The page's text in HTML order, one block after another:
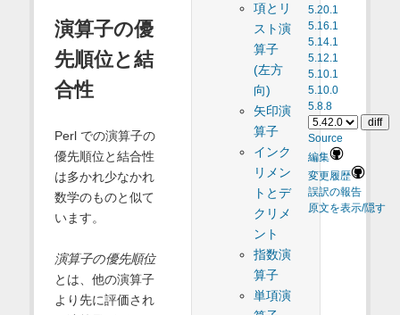
5.20.1
5.16.1
5.14.1
5.12.1
5.10.1
5.10.0
5.8.8
Source
編集
変更履歴
誤訳の報告
原文を表示/隠す
項とリ
スト演
算子
(左方
向)
矢印演
算子
インク
リメン
トとデ
クリメ
ント
指数演
算子
単項演
演算子の優
先順位と結
合性
Perl での演算子の
優先順位と結合性
は多かれ少なかれ
数学のものと似て
います。
演算子の優先順位
とは、他の演算子
より先に評価され